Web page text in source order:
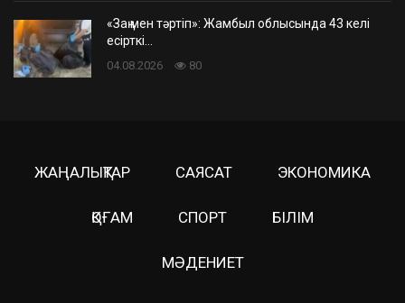
«Заң мен тәртіп»: Жамбыл облысында 43 келі
есірткі…
04.08.2026 80
ЖАҢАЛЫҚТАР САЯСАТ ЭКОНОМИКА
ҚОҒАМ СПОРТ БІЛІМ
МӘДЕНИЕТ